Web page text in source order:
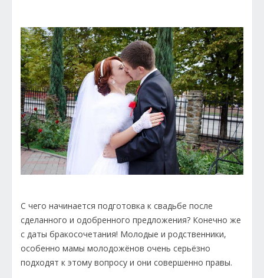
С чего начинается подготовка к свадьбе после
сделанного и одобренного предложения? Конечно же
с даты бракосочетания! Молодые и родственники,
особенно мамы молодожёнов очень серьёзно
подходят к этому вопросу и они совершенно правы.